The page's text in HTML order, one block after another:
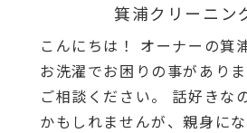
箕浦クリーニン
こんにちは！ オーナーの箕
お洗濯でお困りの事があり
ご相談ください。 話好きな
かもしれませんが、親身に